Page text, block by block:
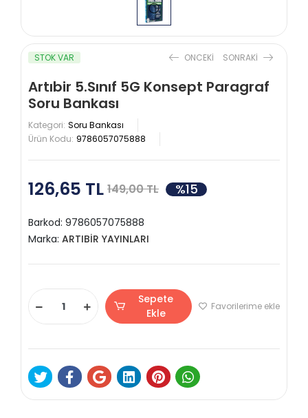
STOK VAR ONCEKI SONRAKI
Artıbir 5.Sınıf 5G Konsept Paragraf
Soru Bankası
Kategori: Soru Bankası
Ürün Kodu: 9786057075888
126,65 TL 149,00 TL %15
Barkod: 9786057075888
Marka: ARTIBİR YAYINLARI
Sepete
Ekle
Favorilerime ekle